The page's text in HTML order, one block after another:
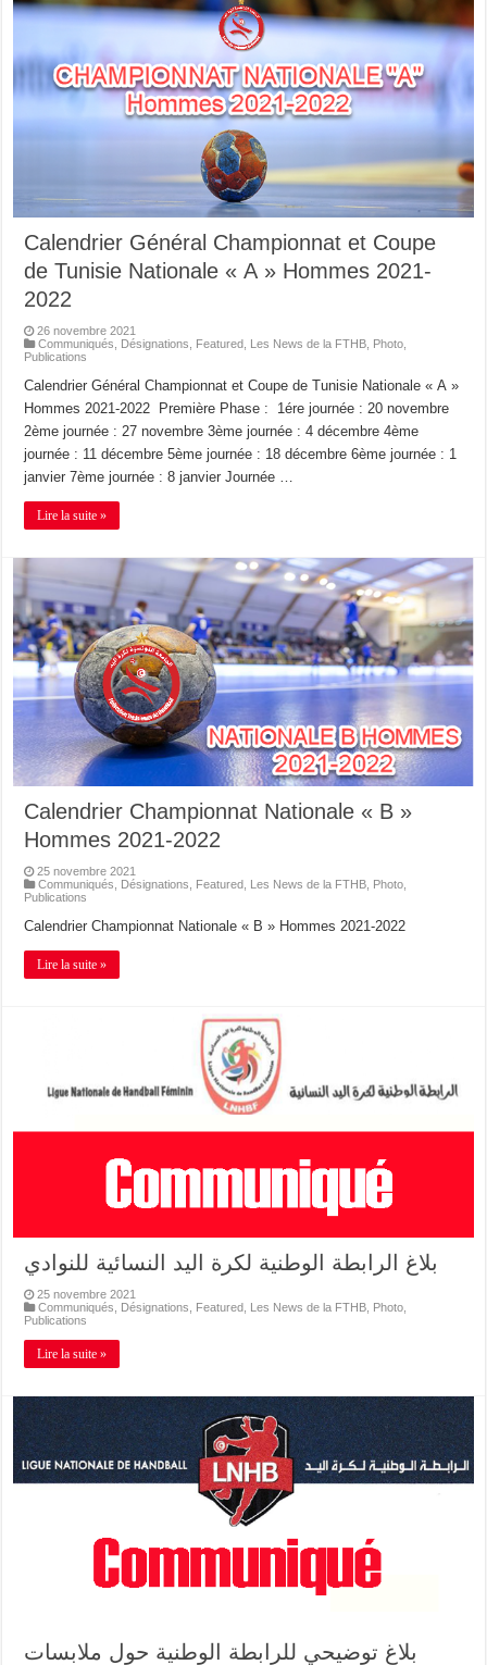
Calendrier Général Championnat et Coupe
de Tunisie Nationale « A » Hommes 2021-
2022
26 novembre 2021
Communiqués
Désignations Featured Les News de la FTHB Photo
Publications
Calendrier Général Championnat et Coupe de Tunisie Nationale « A »
Hommes 2021-2022 Première Phase : 1ére journée : 20 novembre
2ème journée : 27 novembre 3ème journée : 4 décembre 4ème
journée : 11 décembre 5ème journée : 18 décembre 6ème journée : 1
janvier 7ème journée : 8 janvier Journée …
Lire la suite »
Calendrier Championnat Nationale « B »
Hommes 2021-2022
25 novembre 2021
Communiqués, Désignations, Featured, Les News de la FTHB, Photo,
Publications
Calendrier Championnat Nationale « B » Hommes 2021-2022
Lire la suite »
بلاغ الرابطة الوطنية لكرة اليد النسائية للنوادي
25 novembre 2021
Communiqués
Désignations Featured Les News de la FTHB Photo
Publications
Lire la suite »
بلاغ توضيحي للرابطة الوطنية حول ملابسات